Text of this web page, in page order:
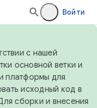
Войти
с нашей
основной ветки и
платформы для
исходный код в
сборки и внесения